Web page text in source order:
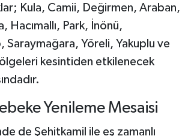
Kula, Camii, Değirmen, Araban,
Hacımallı, Park, İnönü,
Saraymağara, Yöreli, Yakuplu ve
kesintiden etkilenecek
Yenileme Mesaisi
de Şehitkamil ile eş zamanlı